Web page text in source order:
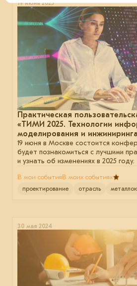
19 июня 2025
Практическая
«ТИМИ 2025. Технологии
моделирования и
19 июня в Москве состоится
будет познакомиться с лучшими
и узнать об изменениях в 2025 году.
В мои событияВ моих событиях
проектирование отрасль
30 мая 2024